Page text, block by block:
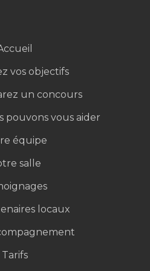
vos objectifs
un concours
pouvons vous aider
équipe
salle
locaux